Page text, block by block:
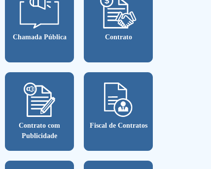
Chamada Pública Contrato
Contrato com
Publicidade
Fiscal de Contratos